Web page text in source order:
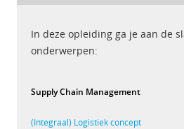
In deze opleiding ga je aan de
onderwerpen:
Supply Chain Management
(Integraal) Logistiek concept